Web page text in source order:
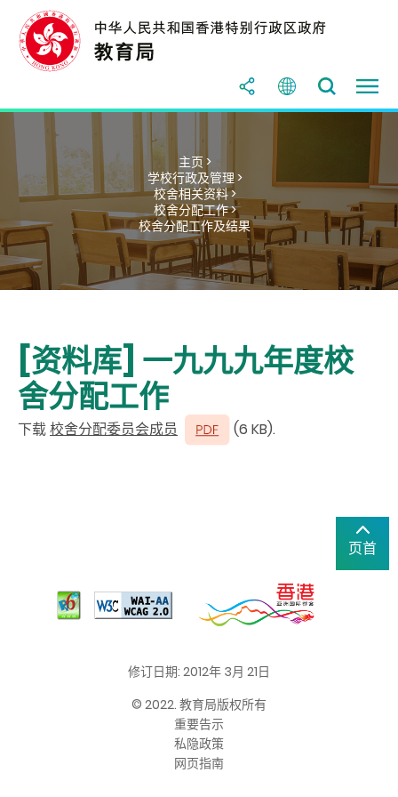
主页 >
学校行政及管理 >
校舍相关资料 >
校舍分配工作 >
校舍分配工作及结果
[资料库] 一九九九年度校
舍分配工作
下载校舍分配委员会成员 (6 KB).
页首
修订日期: 2012年 3月 21日
© 2022. 教育局版权所有
重要告示
私隐政策
网页指南